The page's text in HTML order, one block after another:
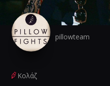
pillowteam
Κολάζ